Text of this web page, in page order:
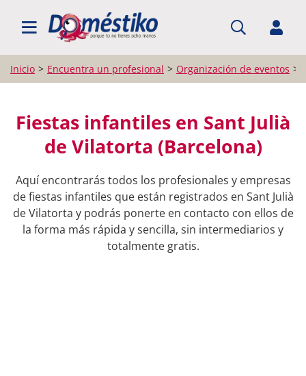
BUSCAR PROFESIONALES
Inicio Encuentra un profesional Organización de eventos
Fiestas infantiles en Sant Julià
de Vilatorta (Barcelona)
Aquí encontrarás todos los profesionales y empresas
de fiestas infantiles que están registrados en Sant Julià
de Vilatorta y podrás ponerte en contacto con ellos de
la forma más rápida y sencilla, sin intermediarios y
totalmente gratis.